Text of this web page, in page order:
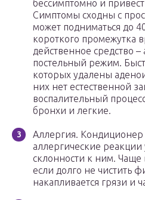
бессимптомно и
Симптомы сходны с
может подниматься до
короткого промежутка
действенное средство
постельный режим.
которых удалены
них нет естественной
воспалительный
бронхи и легкие.
Аллергия.
аллергические
склонности к ним. Чаще
если долго не чистить
накапливается грязи и